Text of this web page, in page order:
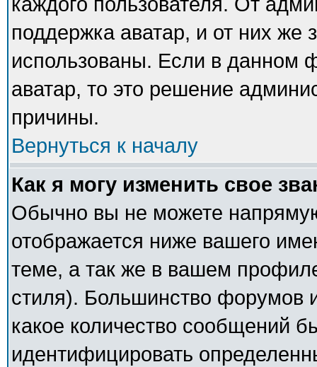
поддержка аватар, и от них же
использованы. Если в данном
аватар, то это решение
причины.
Вернуться к началу
Как я могу изменить свое
Обычно вы не можете
отображается ниже вашего
теме, а так же в вашем
стиля). Большинство форумов
какое количество сообщений
идентифицировать